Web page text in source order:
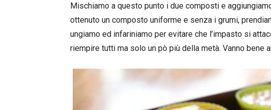
Mischiamo a questo punto i due composti e
ottenuto un composto uniforme e senza i grumi,
ungiamo ed infariniamo per evitare che l’impasto si
riempire tutti ma solo un pò più della metà. Vanno bene